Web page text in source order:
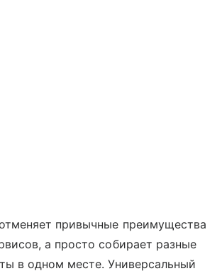
привычные преимущества
а просто собирает разные
в одном месте. Универсальный